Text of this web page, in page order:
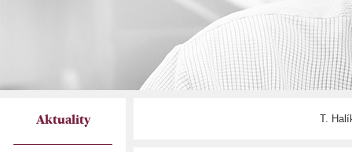
Aktuality T.